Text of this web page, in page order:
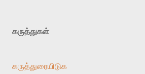
கருத்துகள்
கருத்துரையிடுக